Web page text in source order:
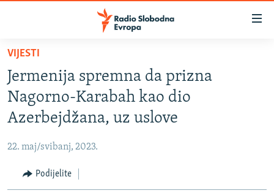
Pređite
glavni
sadržaj
Pređite
na
glavnu
navigaciju
Pređite
na
BOSNA I HERCEGOVINA
SRBIJA
CRNA GORA
VIZUELNO
VIJESTI
Jermenija spremna da prizna
Nagorno-Karabah kao dio
Azerbejdžana, uz uslove
22. maj/svibanj, 2023.
Podijelite